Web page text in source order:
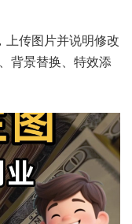
上传图片并说明修改
背景替换、特效添